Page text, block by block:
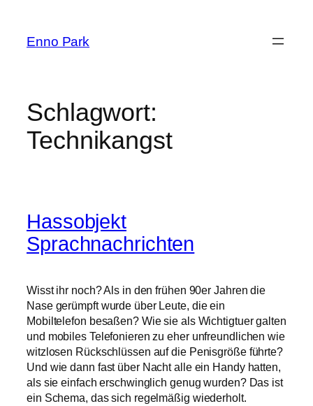
springen
Enno Park
Schlagwort:
Technikangst
Hassobjekt
Sprachnachrichten
Wisst ihr noch? Als in den frühen 90er Jahren die
Nase gerümpft wurde über Leute, die ein
Mobiltelefon besaßen? Wie sie als Wichtigtuer galten
und mobiles Telefonieren zu eher unfreundlichen wie
witzlosen Rückschlüssen auf die Penisgröße führte?
Und wie dann fast über Nacht alle ein Handy hatten,
als sie einfach erschwinglich genug wurden? Das ist
ein Schema, das sich regelmäßig wiederholt.